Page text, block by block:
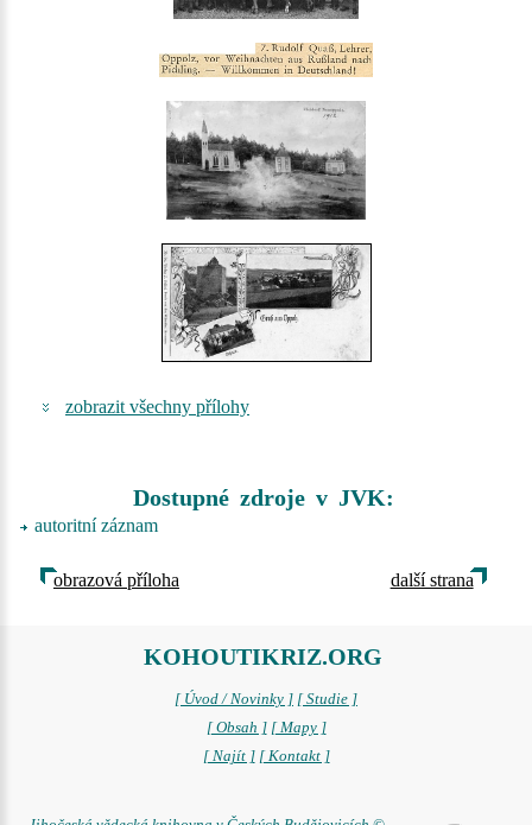
zobrazit všechny přílohy
Dostupné zdroje v JVK:
autoritní záznam
obrazová příloha další strana
KOHOUTIKRIZ.ORG
[ Úvod / Novinky ] [ Studie ]
[ Obsah ] [ Mapy ]
[ Najít ] [ Kontakt ]